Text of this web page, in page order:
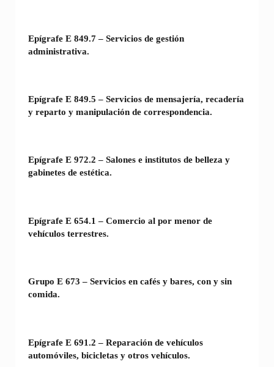
Epígrafe E 849.7 – Servicios de gestión
administrativa.
Epígrafe E 849.5 – Servicios de mensajería, recadería
y reparto y manipulación de correspondencia.
Epígrafe E 972.2 – Salones e institutos de belleza y
gabinetes de estética.
Epígrafe E 654.1 – Comercio al por menor de
vehículos terrestres.
Grupo E 673 – Servicios en cafés y bares, con y sin
comida.
Epígrafe E 691.2 – Reparación de vehículos
automóviles, bicicletas y otros vehículos.